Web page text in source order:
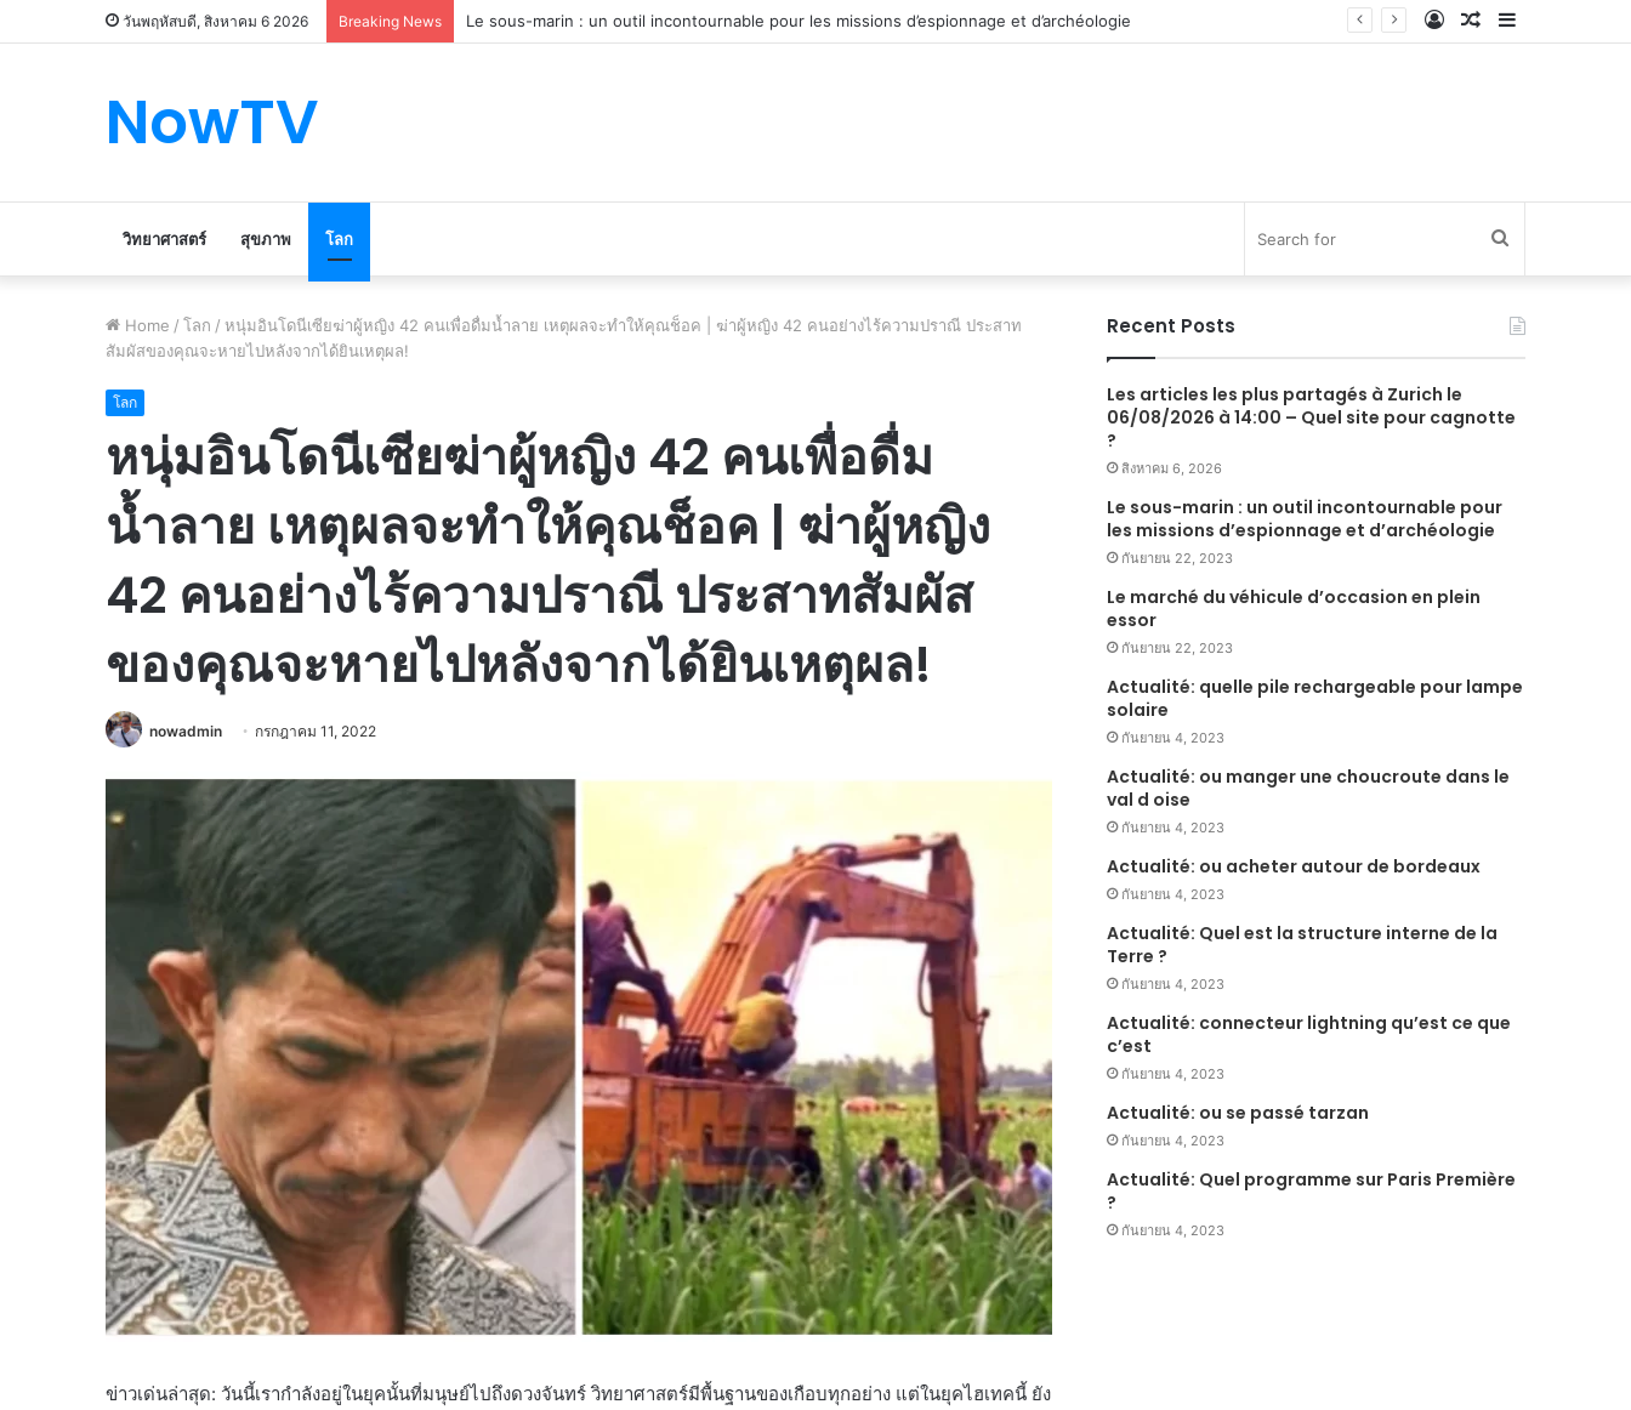
วันพฤหัสบดี, สิงหาคม 6 2026 Breaking News Le marché du véhicule d’occasion en plein essor Sidebar
Random
Log
NowTV
วิทยาศาสตร์ สุขภาพ โลก
Home / โลก / หนุ่มอินโดนีเซียฆ่าผู้หญิง 42 คนเพื่อดื่มน้ำลาย เหตุผลจะทำให้คุณช็อค | ฆ่าผู้หญิง 42 คนอย่างไร้ความปราณี ประสาท
สัมผัสของคุณจะหายไปหลังจากได้ยินเหตุผล!
โลก
หนุ่มอินโดนีเซียฆ่าผู้หญิง 42 คนเพื่อดื่ม
น้ำลาย เหตุผลจะทำให้คุณช็อค | ฆ่าผู้หญิง
42 คนอย่างไร้ความปราณี ประสาทสัมผัส
ของคุณจะหายไปหลังจากได้ยินเหตุผล!
nowadmin กรกฎาคม 11, 2022
ข่าวเด่นล่าสุด: วันนี้เรากำลังอยู่ในยุคนั้นที่มนุษย์ไปถึงดวงจันทร์ วิทยาศาสตร์มีพื้นฐานของเกือบทุกอย่าง แต่ในยุคไฮเทคนี้ ยัง
Recent Posts
Les articles les plus partagés à Zurich le
06/08/2026 à 14:00 – Quel site pour cagnotte
?
สิงหาคม 6, 2026
Le sous-marin : un outil incontournable pour
les missions d’espionnage et d’archéologie
กันยายน 22, 2023
Le marché du véhicule d’occasion en plein
essor
กันยายน 22, 2023
Actualité: quelle pile rechargeable pour lampe
solaire
กันยายน 4, 2023
Actualité: ou manger une choucroute dans le
val d oise
กันยายน 4, 2023
Actualité: ou acheter autour de bordeaux
กันยายน 4, 2023
Actualité: Quel est la structure interne de la
Terre ?
กันยายน 4, 2023
Actualité: connecteur lightning qu’est ce que
c’est
กันยายน 4, 2023
Actualité: ou se passé tarzan
กันยายน 4, 2023
Actualité: Quel programme sur Paris Première
?
กันยายน 4, 2023